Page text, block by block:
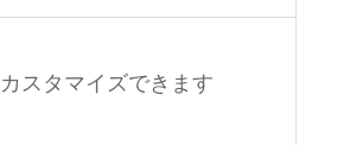
カスタマイズできます